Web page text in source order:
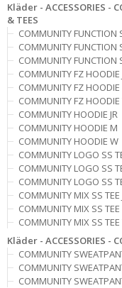
Kläder - ACCESSORIES -
& TEES
COMMUNITY FUNCTION
COMMUNITY FUNCTION
COMMUNITY FUNCTION
COMMUNITY FZ HOODIE
COMMUNITY FZ HOODIE
COMMUNITY FZ
COMMUNITY HOODIE JR
COMMUNITY HOODIE M
COMMUNITY HOODIE W
COMMUNITY LOGO SS
COMMUNITY LOGO SS
COMMUNITY LOGO SS
COMMUNITY MIX SS TEE
COMMUNITY MIX SS TEE
COMMUNITY MIX SS
Kläder - ACCESSORIES -
COMMUNITY
COMMUNITY
COMMUNITY